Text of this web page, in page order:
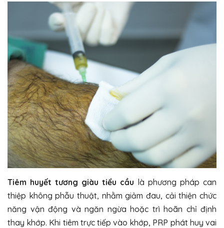
Tiêm huyết tương giàu tiểu cầu là phương pháp can
thiệp không phẫu thuật, nhằm giảm đau, cải thiện chức
năng vận động và ngăn ngừa hoặc trì hoãn chỉ định
thay khớp. Khi tiêm trực tiếp vào khớp, PRP phát huy vai